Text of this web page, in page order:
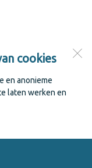
cookies
en anonieme
laten werken en